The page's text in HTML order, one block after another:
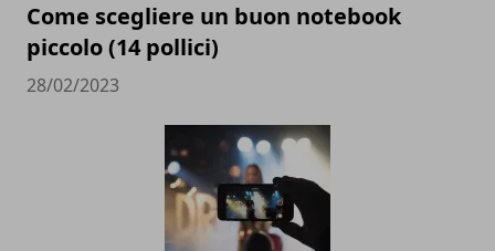
Come scegliere un buon notebook
piccolo (14 pollici)
28/02/2023